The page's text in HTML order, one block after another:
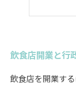
飲食店開業と行
飲食店を開業す